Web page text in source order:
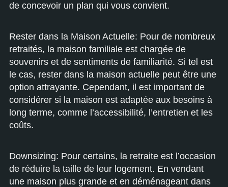
de concevoir un plan qui vous convient.
Rester dans la Maison Actuelle: Pour de nombreux
retraités, la maison familiale est chargée de
souvenirs et de sentiments de familiarité. Si tel est
le cas, rester dans la maison actuelle peut être une
option attrayante. Cependant, il est important de
considérer si la maison est adaptée aux besoins à
long terme, comme l’accessibilité, l’entretien et les
coûts.
Downsizing: Pour certains, la retraite est l’occasion
de réduire la taille de leur logement. En vendant
une maison plus grande et en déménageant dans